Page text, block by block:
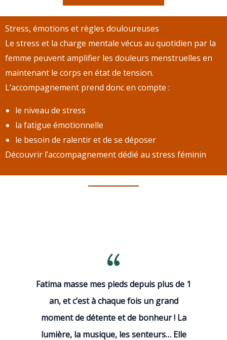
Stress, émotions et règles douloureuses
Le stress et la charge mentale vécus au quotidien par la
femme peuvent amplifier les douleurs menstruelles en
maintenant le corps en état de tension.
L’accompagnement prend donc en compte :
le niveau de stress
la fatigue émotionnelle
le besoin de ralentir et de se déposer
Découvrir l’accompagnement dédié au stress féminin
Fatima masse mes pieds depuis plus de 1
an, et c’est à chaque fois un grand
moment de détente et de bonheur ! La
lumière, la musique, les senteurs… Elle